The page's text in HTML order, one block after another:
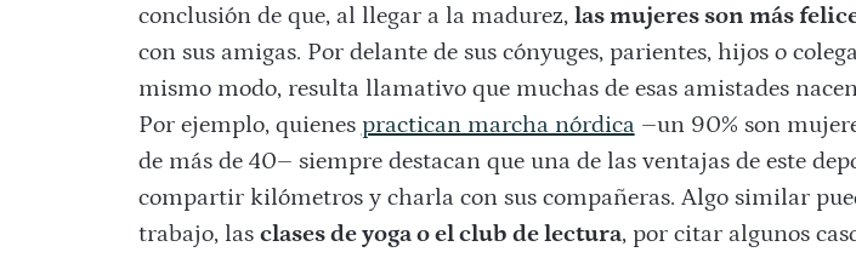
conclusión de que, al llegar a la madurez, las mujeres son más
con sus amigas. Por delante de sus cónyuges, parientes, hijos o
mismo modo, resulta llamativo que muchas de esas amistades
Por ejemplo, quienes practican marcha nórdica–un 90% son
de más de 40– siempre destacan que una de las ventajas de este
compartir kilómetros y charla con sus compañeras. Algo similar
trabajo, las clases de yoga o el club de lectura, por citar algunos